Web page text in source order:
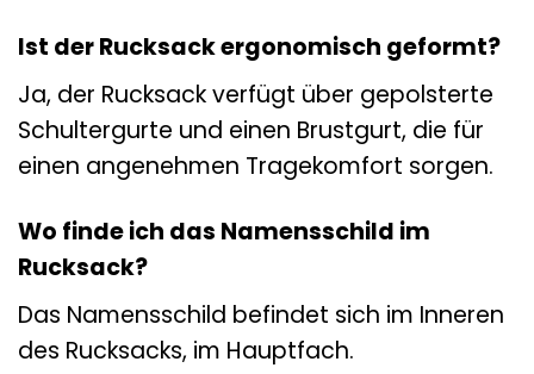
Ist der Rucksack ergonomisch geformt?
Ja, der Rucksack verfügt über gepolsterte
Schultergurte und einen Brustgurt, die für
einen angenehmen Tragekomfort sorgen.
Wo finde ich das Namensschild im
Rucksack?
Das Namensschild befindet sich im Inneren
des Rucksacks, im Hauptfach.